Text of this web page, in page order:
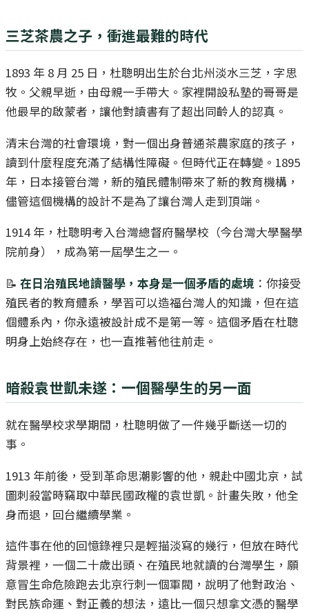
三芝茶農之子，衝進最難的時代
1893 年 8 月 25 日，杜聰明出生於台北州淡水三芝，字思
牧。父親早逝，由母親一手帶大。家裡開設私塾的哥哥是
他最早的啟蒙者，讓他對讀書有了超出同齡人的認真。
清末台灣的社會環境，對一個出身普通茶農家庭的孩子，
讀到什麼程度充滿了結構性障礙。但時代正在轉變。1895
年，日本接管台灣，新的殖民體制帶來了新的教育機構，
儘管這個機構的設計不是為了讓台灣人走到頂端。
1914 年，杜聰明考入台灣總督府醫學校（今台灣大學醫學
院前身），成為第一屆學生之一。
📝 在日治殖民地讀醫學，本身是一個矛盾的處境 ：你接受
殖民者的教育體系，學習可以造福台灣人的知識，但在這
個體系內，你永遠被設計成不是第一等。這個矛盾在杜聰
明身上始終存在，也一直推著他往前走。
暗殺袁世凱未遂：一個醫學生的另一面
就在醫學校求學期間，杜聰明做了一件幾乎斷送一切的
事。
1913 年前後，受到革命思潮影響的他，親赴中國北京，試
圖刺殺當時竊取中華民國政權的袁世凱。計畫失敗，他全
身而退，回台繼續學業。
這件事在他的回憶錄裡只是輕描淡寫的幾行，但放在時代
背景裡，一個二十歲出頭、在殖民地就讀的台灣學生，願
意冒生命危險跑去北京行刺一個軍閥，說明了他對政治、
對民族命運、對正義的想法，遠比一個只想拿文憑的醫學